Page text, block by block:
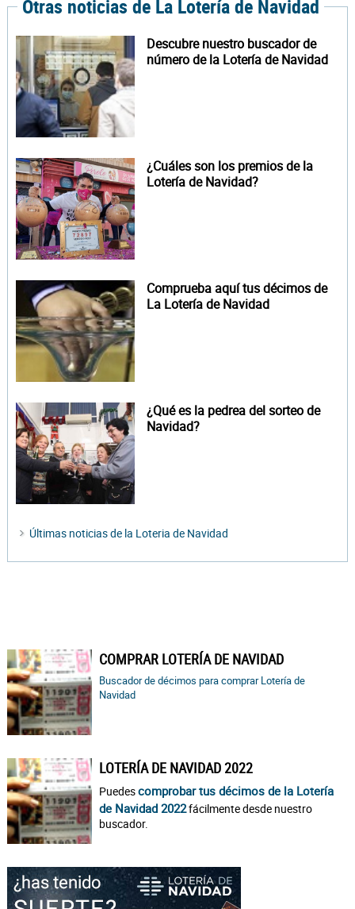
Otras noticias de La Lotería de Navidad
Descubre nuestro buscador de
número de la Lotería de Navidad
¿Cuáles son los premios de la
Lotería de Navidad?
Comprueba aquí tus décimos de
La Lotería de Navidad
¿Qué es la pedrea del sorteo de
Navidad?
Últimas noticias de la Loteria de Navidad
COMPRAR LOTERÍA DE NAVIDAD
Buscador de décimos para comprar Lotería de
Navidad
LOTERÍA DE NAVIDAD 2022
Puedescomprobar tus décimos de la Lotería
de Navidad 2022fácilmente desde nuestro
buscador.